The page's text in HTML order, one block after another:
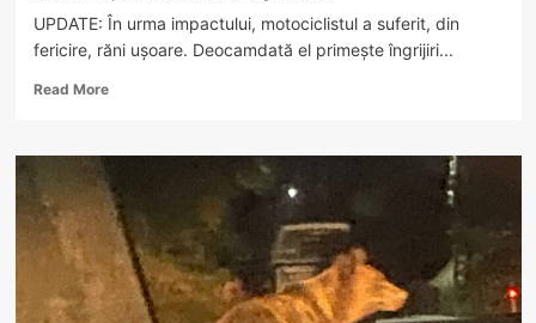
UPDATE: În urma impactului, motociclistul a suferit, din
fericire, răni ușoare. Deocamdată el primește îngrijiri...
Read MoreRead
FOTO.
la
HOREZU.
Impact
între
o
motocicletă